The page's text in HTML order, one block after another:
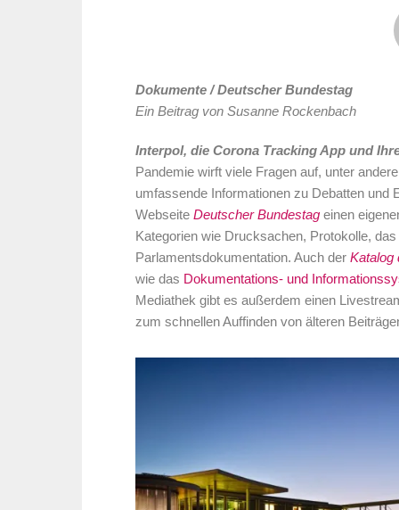
Dokumente / Deutscher Bundestag
Ein Beitrag von Susanne Rockenbach
Interpol, die Corona Tracking App und
Pandemie wirft viele Fragen auf, unter
umfassende Informationen zu Debatten und
Webseite Deutscher Bundestag einen
Kategorien wie Drucksachen, Protokolle,
Parlamentsdokumentation. Auch der Katalog
wie das Dokumentations- und
Mediathek gibt es außerdem einen
zum schnellen Auffinden von älteren